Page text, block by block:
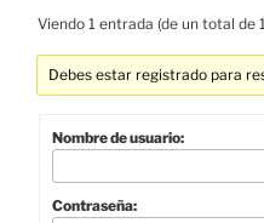
Viendo 1 entrada (de un total de
Debes estar registrado para
Nombre de usuario:
Contraseña: